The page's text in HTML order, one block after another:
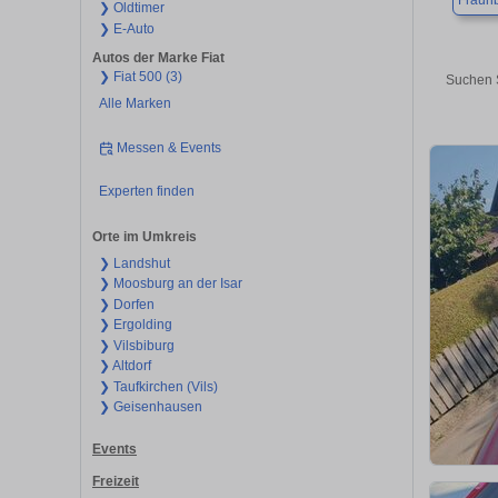
❯ Oldtimer
❯ E-Auto
Autos der Marke Fiat
❯ Fiat 500 (3)
Alle Marken
Messen & Events
Experten finden
Orte im Umkreis
❯ Landshut
❯ Moosburg an der Isar
❯ Dorfen
❯ Ergolding
❯ Vilsbiburg
❯ Altdorf
❯ Taufkirchen (Vils)
❯ Geisenhausen
Events
Freizeit
Suchen